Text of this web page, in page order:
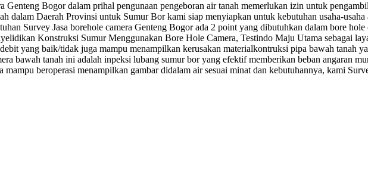
Bogor dalam prihal pengunaan pengeboran air tanah memerlukan izin untuk
dalam Daerah Provinsi untuk Sumur Bor kami siap menyiapkan untuk kebutuhan usaha-
Survey Jasa borehole camera Genteng Bogor ada 2 point yang dibutuhkan dalam bore
Konstruksi Sumur Menggunakan Bore Hole Camera, Testindo Maju Utama sebagai
yang baik/tidak juga mampu menampilkan kerusakan materialkontruksi pipa bawah tanah
bawah tanah ini adalah inpeksi lubang sumur bor yang efektif memberikan beban angaran
beroperasi menampilkan gambar didalam air sesuai minat dan kebutuhannya, kami